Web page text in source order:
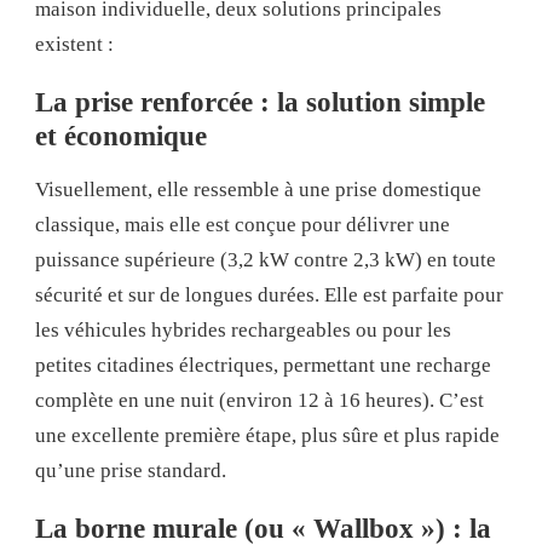
maison individuelle, deux solutions principales
existent :
La prise renforcée : la solution simple
et économique
Visuellement, elle ressemble à une prise domestique
classique, mais elle est conçue pour délivrer une
puissance supérieure (3,2 kW contre 2,3 kW) en toute
sécurité et sur de longues durées. Elle est parfaite pour
les véhicules hybrides rechargeables ou pour les
petites citadines électriques, permettant une recharge
complète en une nuit (environ 12 à 16 heures). C’est
une excellente première étape, plus sûre et plus rapide
qu’une prise standard.
La borne murale (ou « Wallbox ») : la